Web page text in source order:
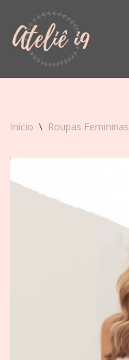
Pular
para
Início \ Roupas Femininas